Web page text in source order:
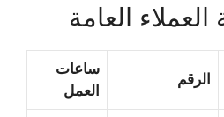
العامة
الرقم
ساعات
العمل